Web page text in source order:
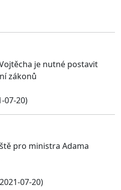
je nutné postavit
zákonů
07-20)
pro ministra Adama
07-20)